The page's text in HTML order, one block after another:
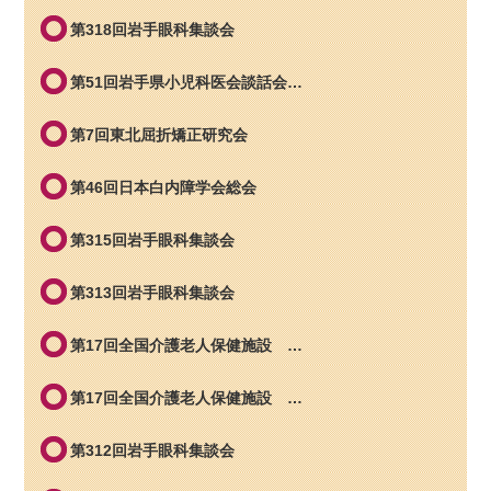
第318回岩手眼科集談会
第51回岩手県小児科医会談話会…
第7回東北屈折矯正研究会
第46回日本白内障学会総会
第315回岩手眼科集談会
第313回岩手眼科集談会
第17回全国介護老人保健施設 …
第17回全国介護老人保健施設 …
第312回岩手眼科集談会